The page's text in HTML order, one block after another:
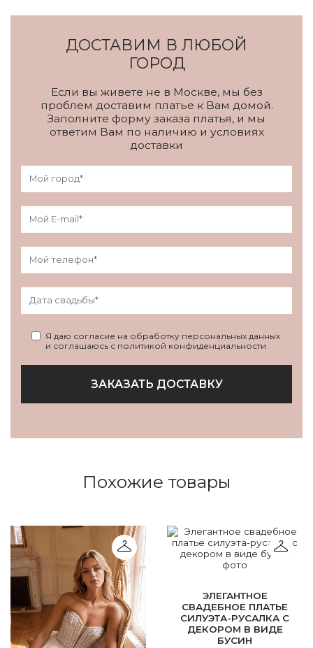
ДОСТАВИМ В ЛЮБОЙ
ГОРОД
Если вы живете не в Москве, мы без
проблем доставим платье к Вам домой.
Заполните форму заказа платья, и мы
ответим Вам по наличию и условиях
доставки
Я даю согласие на обработку персональных данных
и соглашаюсь с политикой конфиденциальности
ЗАКАЗАТЬ ДОСТАВКУ
Похожие товары
ЭЛЕГАНТНОЕ
СВАДЕБНОЕ ПЛАТЬЕ
СИЛУЭТА-РУСАЛКА С
ДЕКОРОМ В ВИДЕ
БУСИН